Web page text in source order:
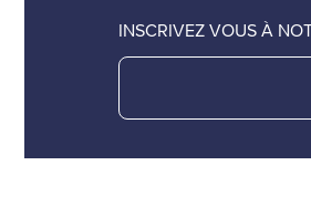
INSCRIVEZ VOUS À